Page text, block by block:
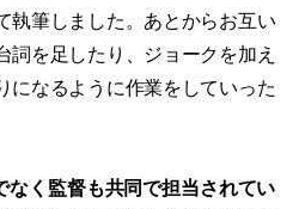
執筆しました。あとからお互い
詞を足したり、ジョークを加え
になるように作業をしていった
なく監督も共同で担当されてい